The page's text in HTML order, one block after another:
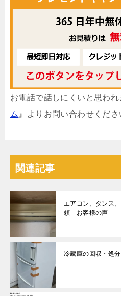
お電話で話しにくいと思わ
ム 』よりお問い合わせくださ
関連記事
エアコン、タンス
頼 お客様の声
冷蔵庫の回収・処